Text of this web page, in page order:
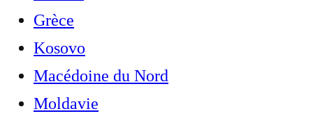
Grèce
Kosovo
Macédoine du Nord
Moldavie